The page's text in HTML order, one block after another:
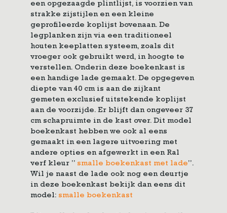
een opgezaagde plintlijst, is voorzien van
strakke zijstijlen en een kleine
geprofileerde koplijst bovenaan. De
legplanken zijn via een traditioneel
houten keeplatten systeem, zoals dit
vroeger ook gebruikt werd, in hoogte te
verstellen. Onderin deze boekenkast is
een handige lade gemaakt. De opgegeven
diepte van 40 cm is aan de zijkant
gemeten exclusief uitstekende koplijst
aan de voorzijde. Er blijft dan ongeveer 37
cm schapruimte in de kast over. Dit model
boekenkast hebben we ook al eens
gemaakt in een lagere uitvoering met
andere opties en afgewerkt in een Ral
verf kleur ” smalle boekenkast met lade”.
Wil je naast de lade ook nog een deurtje
in deze boekenkast bekijk dan eens dit
model: smalle boekenkast